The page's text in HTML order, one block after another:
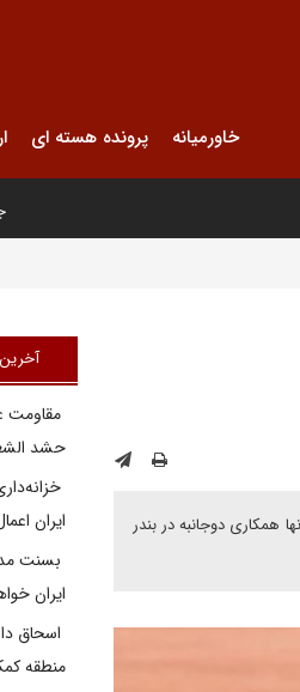
خاورمیانه پرونده هسته ای
همکاری دوجانبه در بندر
مقاومت
حشد
ایران
بسنت
ایران
اسحاق
منطقه